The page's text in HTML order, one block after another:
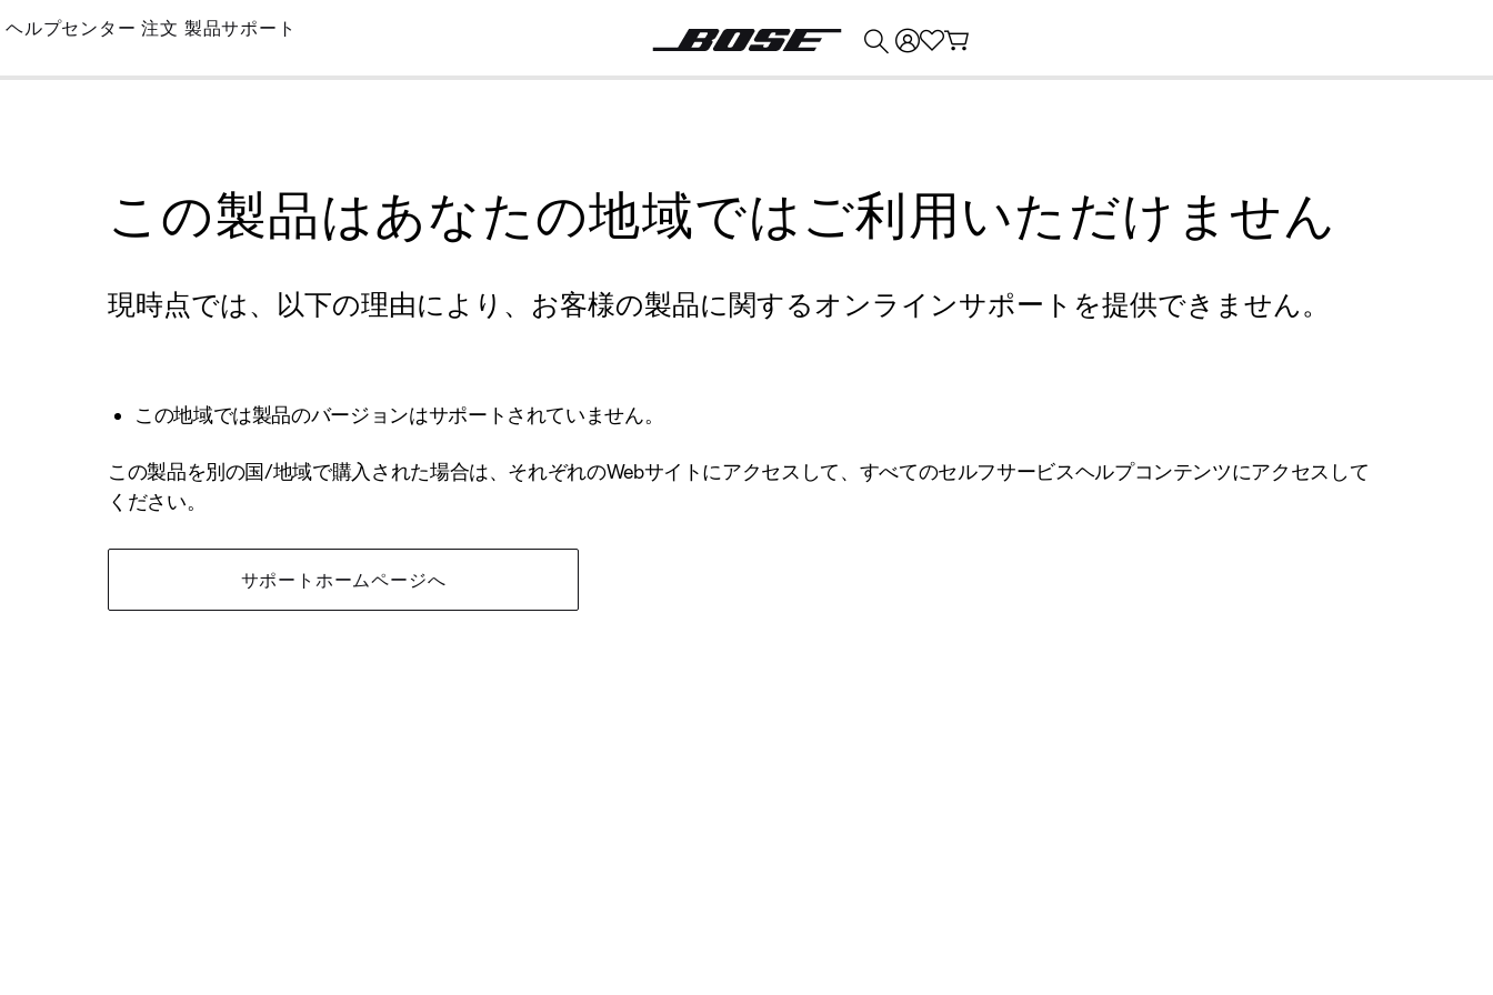
Skip
Main
ヘルプセンター 注文 製品サポート
この製品はあなたの地域ではご利用いただけません
現時点では、以下の理由により、お客様の製品に関するオンラインサポートを提供できません。
この地域では製品のバージョンはサポートされていません。
この製品を別の国/地域で購入された場合は、それぞれのWebサイトにアクセスして、すべてのセルフサービスヘルプコンテンツにアクセスして
ください。
サポートホームページへ